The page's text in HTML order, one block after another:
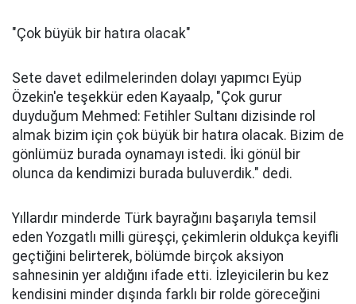
"Çok büyük bir hatıra olacak"
Sete davet edilmelerinden dolayı yapımcı Eyüp
Özekin'e teşekkür eden Kayaalp, "Çok gurur
duyduğum Mehmed: Fetihler Sultanı dizisinde rol
almak bizim için çok büyük bir hatıra olacak. Bizim de
gönlümüz burada oynamayı istedi. İki gönül bir
olunca da kendimizi burada buluverdik." dedi.
Yıllardır minderde Türk bayrağını başarıyla temsil
eden Yozgatlı milli güreşçi, çekimlerin oldukça keyifli
geçtiğini belirterek, bölümde birçok aksiyon
sahnesinin yer aldığını ifade etti. İzleyicilerin bu kez
kendisini minder dışında farklı bir rolde göreceğini